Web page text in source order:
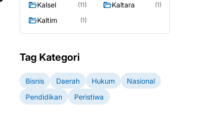
Kalsel (11) Kaltara (1)
Kaltim (1)
Tag Kategori
Bisnis Daerah Hukum
Nasional
Pendidikan
Peristiwa